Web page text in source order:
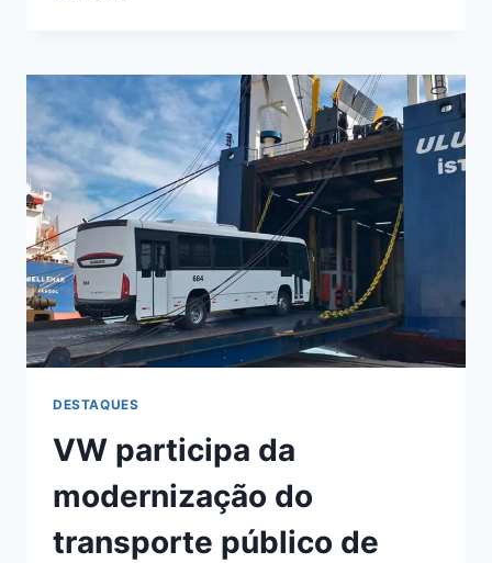
DESTAQUES
VW participa da
modernização do
transporte público de